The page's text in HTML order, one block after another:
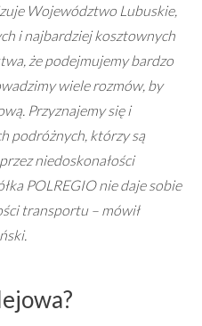
Województwo Lubuskie,
i najbardziej kosztownych
że podejmujemy bardzo
wiele rozmów, by
Przyznajemy się i
podróżnych, którzy są
niedoskonałości
POLREGIO nie daje sobie
transportu – mówił